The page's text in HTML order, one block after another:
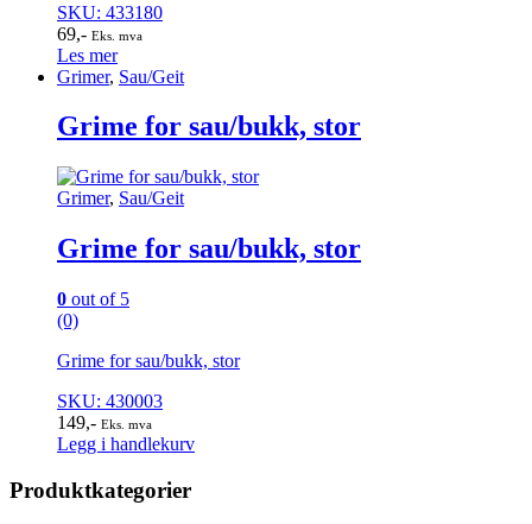
SKU: 433180
69,- Eks. mva
Les mer
Grimer, Sau/Geit
Grime for sau/bukk, stor
Grimer, Sau/Geit
Grime for sau/bukk, stor
0 out of 5
(0)
Grime for sau/bukk, stor
SKU: 430003
149,- Eks. mva
Legg i handlekurv
Produktkategorier